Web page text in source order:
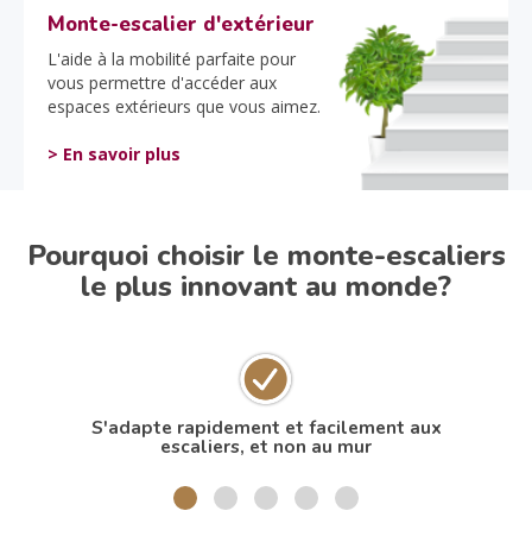
Monte-escalier d'extérieur
L'aide à la mobilité parfaite pour
vous permettre d'accéder aux
espaces extérieurs que vous aimez.
> En savoir plus
Pourquoi choisir le monte-escaliers
le plus innovant au monde?
S'adapte rapidement et facilement aux
escaliers, et non au mur